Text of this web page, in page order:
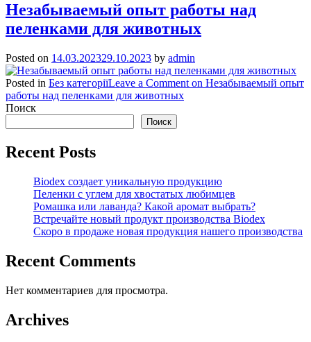
Незабываемый опыт работы над
пеленками для животных
Posted on 14.03.202329.10.2023 by admin
Posted in Без категоріїLeave a Comment on Незабываемый опыт
работы над пеленками для животных
Поиск
Поиск
Recent Posts
Biodex создает уникальную продукцию
Пеленки с углем для хвостатых любимцев
Ромашка или лаванда? Какой аромат выбрать?
Встречайте новый продукт производства Biodex
Скоро в продаже новая продукция нашего производства
Recent Comments
Нет комментариев для просмотра.
Archives